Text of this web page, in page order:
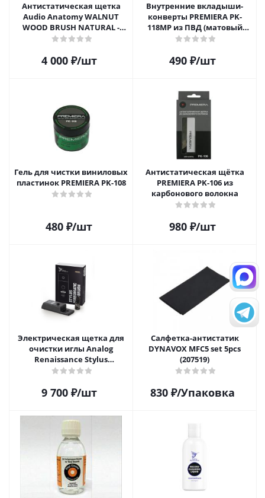
Антистатическая щетка
Audio Anatomy WALNUT
WOOD BRUSH NATURAL -
DELUXE
4 000₽/шт
Внутренние вкладыши-
конверты PREMIERA PK-
118MP из ПВД (матовый
пластик) для 12" виниловых
490 ₽/шт
Гель для чистки виниловых
пластинок PREMIERA PK-108
480 ₽/шт
Антистатическая щётка
PREMIERA PK-106 из
карбонового волокна
980 ₽/шт
Электрическая щетка для
очистки иглы Analog
Renaissance Stylus
Vibromatic Pro-Brush
9 700₽/шт
Салфетка-aнтистатик
DYNAVOX MFC5 set 5pcs
(207519)
830 ₽/Упаковка